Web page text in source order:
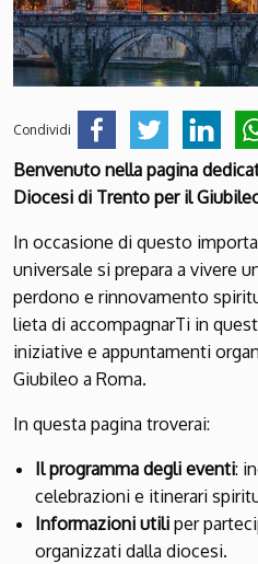
Condividi
Benvenuto nella pagina
Diocesi di Trento per il
In occasione di questo
universale si prepara a vivere
perdono e rinnovamento
lieta di accompagnarTi in
iniziative e appuntamenti
Giubileo a Roma.
In questa pagina troverai:
Il programma degli eventi:
celebrazioni e itinerari
Informazioni utili per
organizzati dalla diocesi.